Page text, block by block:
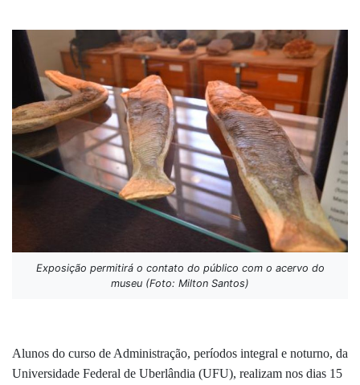
Exposição permitirá o contato do público com o acervo do
museu (Foto: Milton Santos)
Alunos do curso de Administração, períodos integral e noturno, da
Universidade Federal de Uberlândia (UFU), realizam nos dias 15